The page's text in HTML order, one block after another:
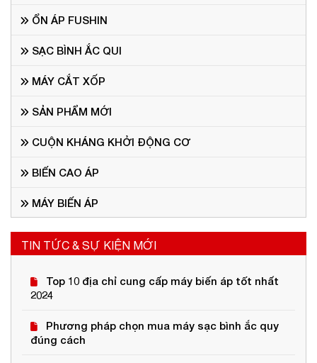
ỔN ÁP FUSHIN
SẠC BÌNH ẮC QUI
MÁY CẮT XỐP
SẢN PHẨM MỚI
CUỘN KHÁNG KHỞI ĐỘNG CƠ
BIẾN CAO ÁP
MÁY BIẾN ÁP
TIN TỨC & SỰ KIỆN MỚI
Top 10 địa chỉ cung cấp máy biến áp tốt nhất
2024
Phương pháp chọn mua máy sạc bình ắc quy
đúng cách